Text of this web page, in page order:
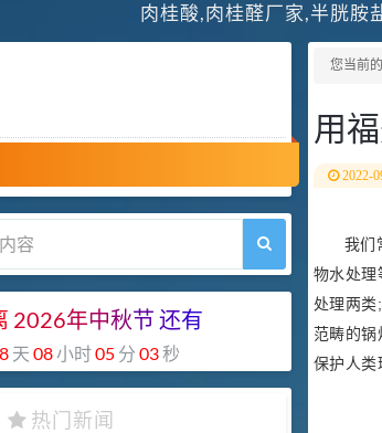
肉桂酸,肉桂醛厂家,半胱胺
您当前
用
2022-
我们
物水处理
处理两
范畴的锅
保护人类
2026年中秋节 还有
天 08小时05分 02秒
热门新闻